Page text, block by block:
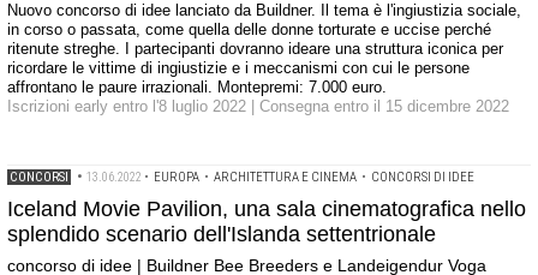
Nuovo concorso di idee lanciato da Buildner. Il tema è l'ingiustizia sociale,
in corso o passata, come quella delle donne torturate e uccise perché
ritenute streghe. I partecipanti dovranno ideare una struttura iconica per
ricordare le vittime di ingiustizie e i meccanismi con cui le persone
affrontano le paure irrazionali. Montepremi: 7.000 euro.
Iscrizioni early entro l'8 luglio 2022 | Consegna entro il 15 dicembre 2022
CONCORSI • 13.06.2022 • EUROPA • ARCHITETTURA E CINEMA • CONCORSI DI IDEE
Iceland Movie Pavilion, una sala cinematografica nello
splendido scenario dell'Islanda settentrionale
concorso di idee | Buildner Bee Breeders e Landeigendur Voga